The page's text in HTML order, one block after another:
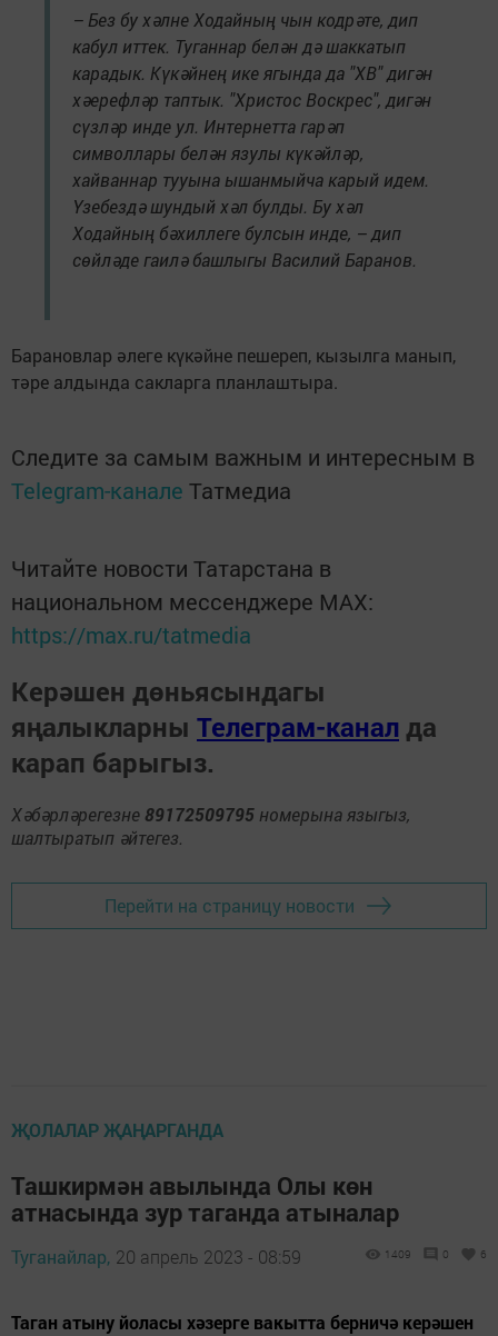
– Без бу хәлне Ходайның чын кодрәте, дип
кабул иттек. Туганнар белән дә шаккатып
карадык. Күкәйнең ике ягында да "ХВ" дигән
хәерефләр таптык. "Христос Воскрес", дигән
сүзләр инде ул. Интернетта гарәп
символлары белән язулы күкәйләр,
хайваннар тууына ышанмыйча карый идем.
Үзебездә шундый хәл булды. Бу хәл
Ходайның бәхиллеге булсын инде, – дип
сөйләде гаилә башлыгы Василий Баранов.
Барановлар әлеге күкәйне пешереп, кызылга манып,
тәре алдында сакларга планлаштыра.
Следите за самым важным и интересным в
Telegram-канале Татмедиа
Читайте новости Татарстана в
национальном мессенджере MАХ:
https://max.ru/tatmedia
Керәшен дөньясындагы
яңалыкларны Телеграм-канал да
карап барыгыз.
Хәбәрләрегезне 89172509795 номерына языгыз,
шалтыратып әйтегез.
Перейти на страницу новости
ҖОЛАЛАР ҖАҢАРГАНДА
Ташкирмән авылында Олы көн
атнасында зур таганда атыналар
Туганайлар, 20 апрель 2023 - 08:59 1409 0 6
Таган атыну йоласы хәзерге вакытта берничә керәшен